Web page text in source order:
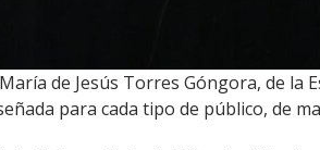
de Jesús Torres Góngora, de la
para cada tipo de público, de